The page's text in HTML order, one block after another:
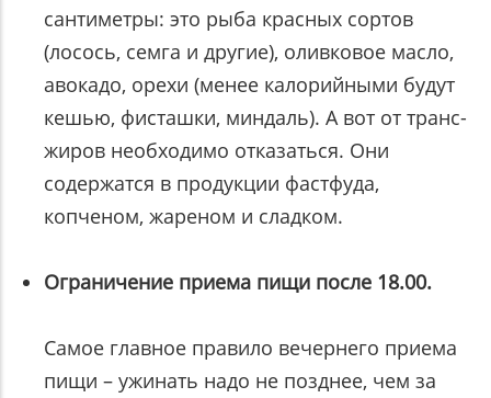
сантиметры: это рыба красных сортов
(лосось, семга и другие), оливковое масло,
авокадо, орехи (менее калорийными будут
кешью, фисташки, миндаль). А вот от транс-
жиров необходимо отказаться. Они
содержатся в продукции фастфуда,
копченом, жареном и сладком.
Ограничение приема пищи после 18.00.
Самое главное правило вечернего приема
пищи – ужинать надо не позднее, чем за